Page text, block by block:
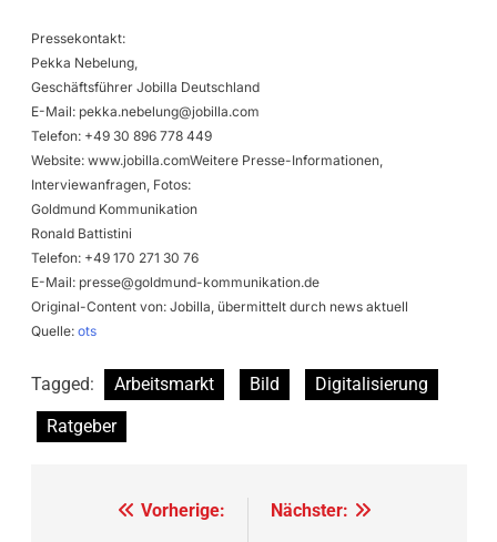
Pressekontakt:
Pekka Nebelung,
Geschäftsführer Jobilla Deutschland
E-Mail: pekka.nebelung@jobilla.com
Telefon: +49 30 896 778 449
Website: www.jobilla.comWeitere Presse-Informationen,
Interviewanfragen, Fotos:
Goldmund Kommunikation
Ronald Battistini
Telefon: +49 170 271 30 76
E-Mail: presse@goldmund-kommunikation.de
Original-Content von: Jobilla, übermittelt durch news aktuell
Quelle: ots
Tagged: Arbeitsmarkt Bild
Digitalisierung
Ratgeber
Beitragsnavigation
Vorherige:
Nächster: